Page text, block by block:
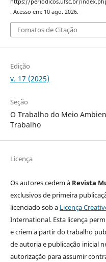
https://periodicos.ufsc.br/
. Acesso em: 10 ago. 2026.
Fomatos de Citação
Edição
v. 17 (2025)
Seção
O Trabalho do Meio
Trabalho
Licença
Os autores cedem à Revista
exclusivos de primeira
licenciado sob a Licença
International. Esta licença
e criem a partir do trabalho
de autoria e publicação inicial
autorização para assumir